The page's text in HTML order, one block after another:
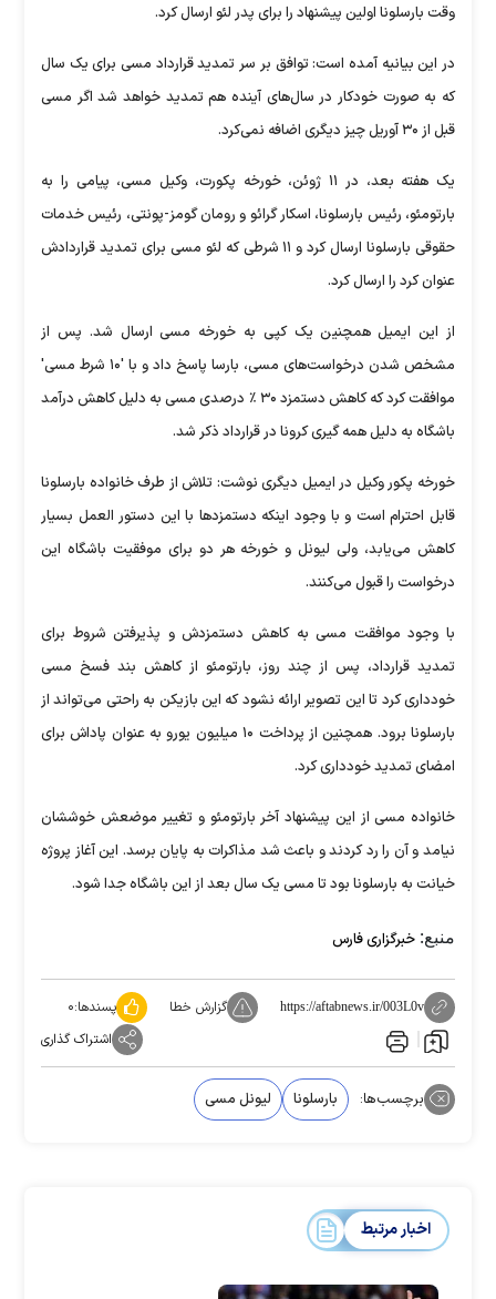
وقت بارسلونا اولین پیشنهاد را برای پدر لئو ارسال کرد.
در این بیانیه آمده است: توافق بر سر تمدید قرارداد مسی برای یک سال
که به صورت خودکار در سال‌های آینده هم تمدید خواهد شد اگر مسی
قبل از ۳۰ آوریل چیز دیگری اضافه نمی‌کرد.
یک هفته بعد، در ۱۱ ژوئن، خورخه پکورت، وکیل مسی، پیامی را به
بارتومئو، رئیس بارسلونا، اسکار گرائو و رومان گومز-پونتی، رئیس خدمات
حقوقی بارسلونا ارسال کرد و ۱۱ شرطی که لئو مسی برای تمدید قراردادش
عنوان کرد را ارسال کرد.
از این ایمیل همچنین یک کپی به خورخه مسی ارسال شد. پس از
مشخص شدن درخواست‌های مسی، بارسا پاسخ داد و با '۱۰ شرط مسی'
موافقت کرد که کاهش دستمزد ۳۰ ٪ درصدی مسی به دلیل کاهش درآمد
باشگاه به دلیل همه گیری کرونا در قرارداد ذکر شد.
خورخه پکور وکیل در ایمیل دیگری نوشت: تلاش از طرف خانواده بارسلونا
قابل احترام است و با وجود اینکه دستمزد‌ها با این دستور العمل بسیار
کاهش می‌یابد، ولی لیونل و خورخه هر دو برای موفقیت باشگاه این
درخواست را قبول می‌کنند.
با وجود موافقت مسی به کاهش دستمزدش و پذیرفتن شروط برای
تمدید قرارداد، پس از چند روز، بارتومئو از کاهش بند فسخ مسی
خودداری کرد تا این تصویر ارائه نشود که این بازیکن به راحتی می‌تواند از
بارسلونا برود. همچنین از پرداخت ۱۰ میلیون یورو به عنوان پاداش برای
امضای تمدید خودداری کرد.
خانواده مسی از این پیشنهاد آخر بارتومئو و تغییر موضعش خوششان
نیامد و آن را رد کردند و باعث شد مذاکرات به پایان برسد. این آغاز پروژه
خیانت به بارسلونا بود تا مسی یک سال بعد از این باشگاه جدا شود.
منبع: خبرگزاری فارس
https://aftabnews.ir/003L0v گزارش خطا پسندها:۰
اشتراک گذاری
برچسب‌ها: بارسلونا لیونل مسی
اخبار مرتبط